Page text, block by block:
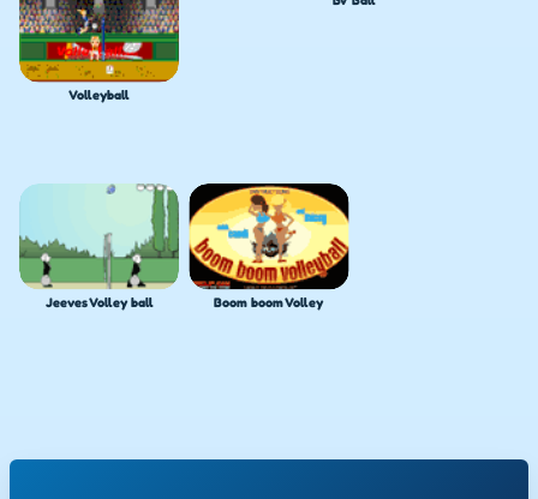
Volleyball
Jeeves Volley ball Boom boom Volley